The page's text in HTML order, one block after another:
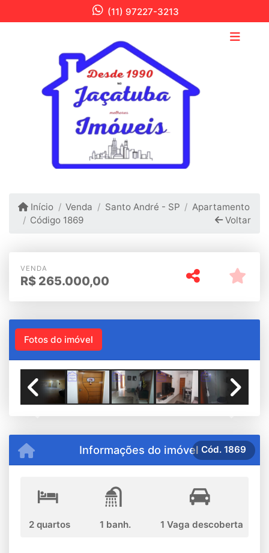
(11) 97227-3213
Início Venda Santo André - SP
Apartamento
Código 1869
Voltar
VENDA
R$ 265.000,00
Fotos do imóvel
Previous Next
Informações do imóvel
2 quartos 1 banh. 1 Vaga descoberta
Cód. 1869